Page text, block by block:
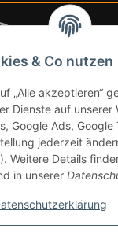
& Co nutzen
„Alle akzeptieren“
Dienste auf unserer
Google Ads, Google
jederzeit
Weitere Details
in unserer